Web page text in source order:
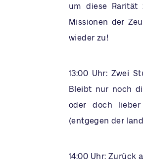
um diese Rarität
Missionen der
wieder zu!
13:00 Uhr: Zwei
Bleibt nur noch
oder doch
(entgegen der
14:00 Uhr: Zurück